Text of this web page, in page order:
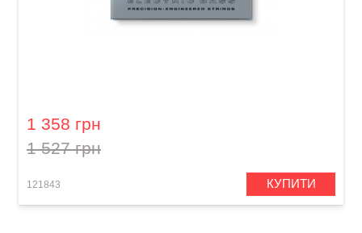
1 358 грн
1 527 грн
121843 КУПИТИ